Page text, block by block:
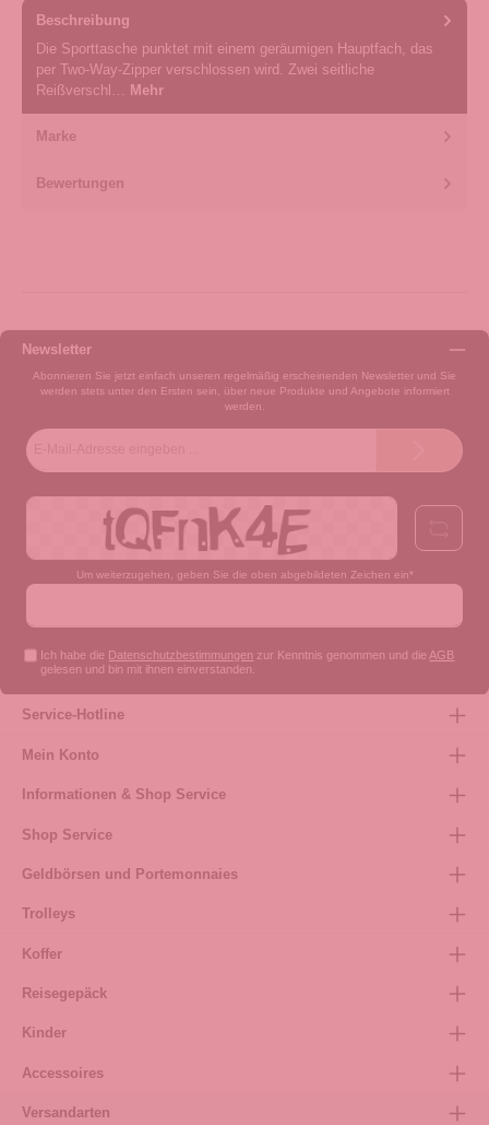
Beschreibung
Die Sporttasche punktet mit einem geräumigen Hauptfach, das
per Two-Way-Zipper verschlossen wird. Zwei seitliche
Reißverschl…
Mehr
Marke
Bewertungen
Newsletter
Abonnieren Sie jetzt einfach unseren regelmäßig erscheinenden Newsletter und Sie
werden stets unter den Ersten sein, über neue Produkte und Angebote informiert
werden.
Um weiterzugehen, geben Sie die oben abgebildeten Zeichen ein*
Ich habe die Datenschutzbestimmungen zur Kenntnis genommen und die AGB
gelesen und bin mit ihnen einverstanden.
Service-Hotline
Mein Konto
Informationen & Shop Service
Shop Service
Geldbörsen und Portemonnaies
Trolleys
Koffer
Reisegepäck
Kinder
Accessoires
Versandarten